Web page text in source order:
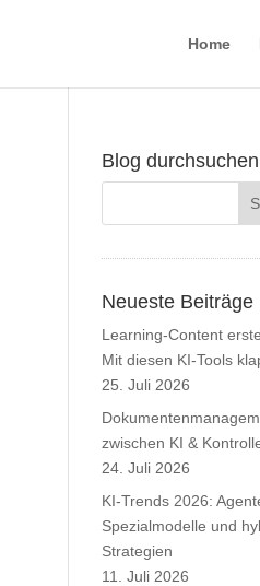
Home
Blog durchsuchen
Neueste Beiträge
Learning-Content
Mit diesen KI-Tools
25. Juli 2026
zwischen KI &
24. Juli 2026
KI-Trends 2026:
Spezialmodelle und
Strategien
11. Juli 2026